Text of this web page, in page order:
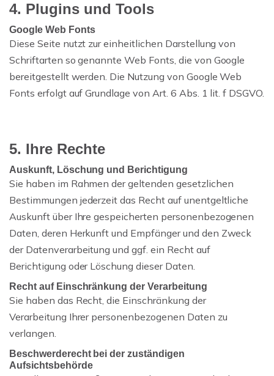
4. Plugins und Tools
Google Web Fonts
Diese Seite nutzt zur einheitlichen Darstellung von
Schriftarten so genannte Web Fonts, die von Google
bereitgestellt werden. Die Nutzung von Google Web
Fonts erfolgt auf Grundlage von Art. 6 Abs. 1 lit. f DSGVO.
5. Ihre Rechte
Auskunft, Löschung und Berichtigung
Sie haben im Rahmen der geltenden gesetzlichen
Bestimmungen jederzeit das Recht auf unentgeltliche
Auskunft über Ihre gespeicherten personenbezogenen
Daten, deren Herkunft und Empfänger und den Zweck
der Datenverarbeitung und ggf. ein Recht auf
Berichtigung oder Löschung dieser Daten.
Recht auf Einschränkung der Verarbeitung
Sie haben das Recht, die Einschränkung der
Verarbeitung Ihrer personenbezogenen Daten zu
verlangen.
Beschwerderecht bei der zuständigen
Aufsichtsbehörde